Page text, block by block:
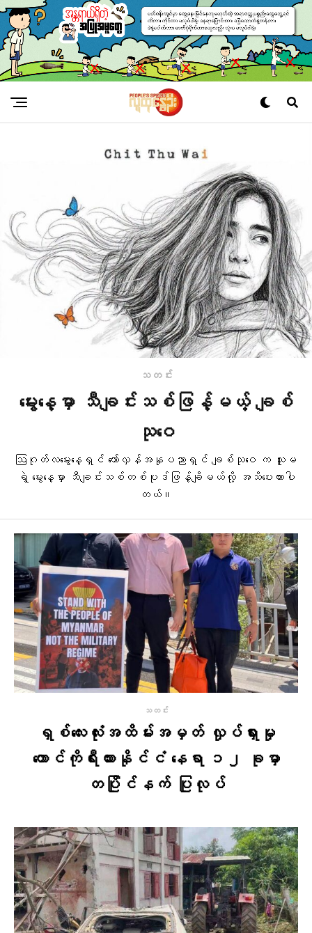
သတင်း
မွေးနေ့မှာ သီချင်းသစ်ဖြန့်မယ့် ချစ်
သုဝေ
ဩဂုတ်လမွေးနေ့ရှင် တော်လှန်အနုပညာရှင် ချစ်သုဝေ က သူမ
ရဲ့ မွေးနေ့မှာ သီချင်းသစ်တစ်ပုဒ်ဖြန့်ချိမယ်လို့ အသိပေးထားပါ
တယ်။
သတင်း
ရှစ်လေးလုံးအထိမ်းအမှတ် လှုပ်ရှားမှု
တောင်ကိုရီးယားနိုင်ငံ နေရာ ၁၂ ခုမှာ
တပြိုင်နက် ပြုလုပ်